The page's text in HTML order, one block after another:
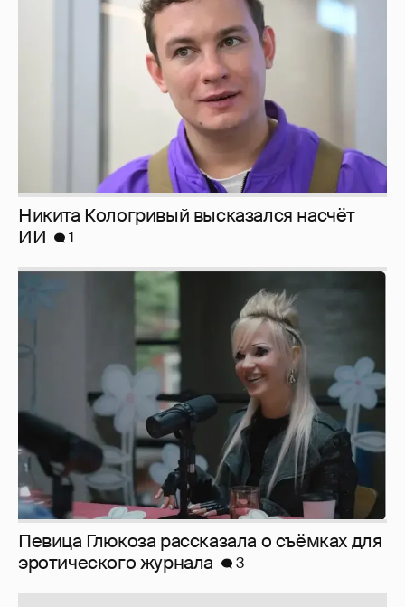
Никита Кологривый высказался насчёт
ИИ
1
Певица Глюкоза рассказала о съёмках для
эротического журнала
3